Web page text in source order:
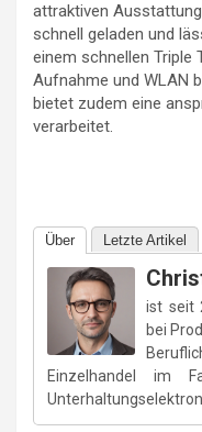
attraktiven
schnell geladen und
einem schnellen Triple
Aufnahme und WLAN
bietet zudem eine
verarbeitet.
Über Letzte Artikel
ist seit
bei
Einzelhandel im